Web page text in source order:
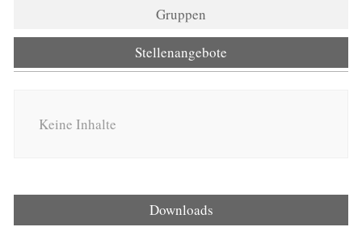
Gruppen
Stellenangebote
Keine Inhalte
Downloads